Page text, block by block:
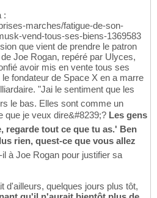
:
marches/fatigue-de-son-
vend-tous-ses-biens-1369583
que vient de prendre le patron
Joe Rogan, repéré par Ulyces,
avoir mis en vente tous ses
fondateur de Space X en a marre
"Jai le sentiment que les
le bas. Elles sont comme un
que je veux dire&#8239;? Les gens
regarde tout ce que tu as.' Ben
rien, quest-ce que vous allez
il à Joe Rogan pour justifier sa
d'ailleurs, quelques jours plus tôt,